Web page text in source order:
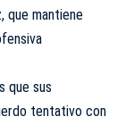
que mantiene
que sus
tentativo con